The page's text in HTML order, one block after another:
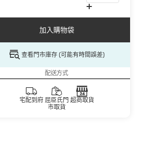
加入購物袋
查看門市庫存 (可能有時間誤差)
配送方式
宅配到府 屈臣氏門
市取貨
超商取貨